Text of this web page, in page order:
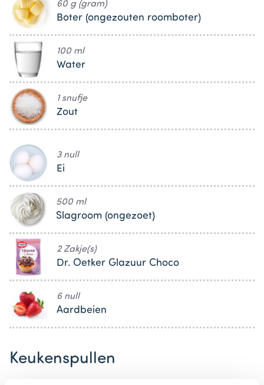
60 g (gram)
Boter (ongezouten roomboter)
100 ml
Water
1 snufje
Zout
3 null
Ei
500 ml
Slagroom (ongezoet)
2 Zakje(s)
Dr. Oetker Glazuur Choco
6 null
Aardbeien
Keukenspullen